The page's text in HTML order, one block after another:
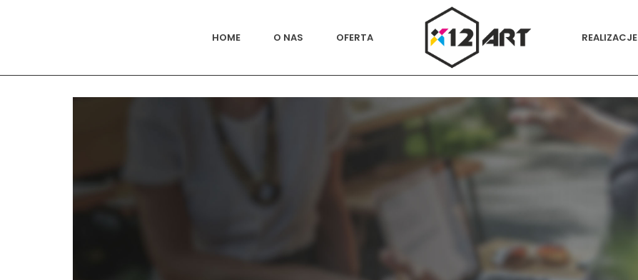
HOME O NAS OFERTA REALIZACJE